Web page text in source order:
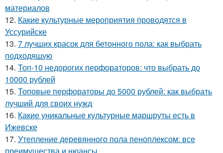
материалов
12. Какие культурные мероприятия проводятся в
Уссурийске
13. 7 лучших красок для бетонного пола: как выбрать
подходящую
14. Топ-10 недорогих перфораторов: что выбрать до
10000 рублей
15. Топовые перфораторы до 5000 рублей: как выбрать
лучший для своих нужд
16. Какие уникальные культурные маршруты есть в
Ижевске
17. Утепление деревянного пола пеноплексом: все